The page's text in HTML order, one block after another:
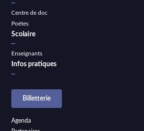
Centre de doc
Poètes
Scolaire
Enseignants
Infos pratiques
Billetterie
Agenda